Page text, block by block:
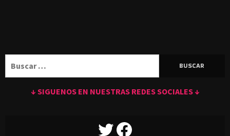
↓ SIGUENOS EN NUESTRAS REDES SOCIALES ↓
TWITTERFACEBOOK